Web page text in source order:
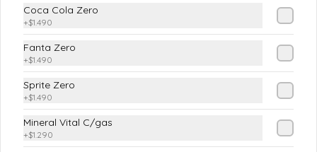
En vinagre natural
$3.990
Chacarera
Tomate con poroto verde y ají verde
Coca Cola Zero
+$1.490
Fanta Zero
+$1.490
Sprite Zero
+$1.490
Mineral Vital C/gas
+$1.290